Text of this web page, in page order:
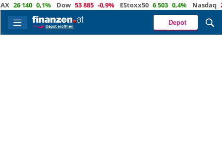
26 140 0,1% Dow 53 885 -0,9% EStoxx50 6 503 0,4% Nasdaq 29
Depot